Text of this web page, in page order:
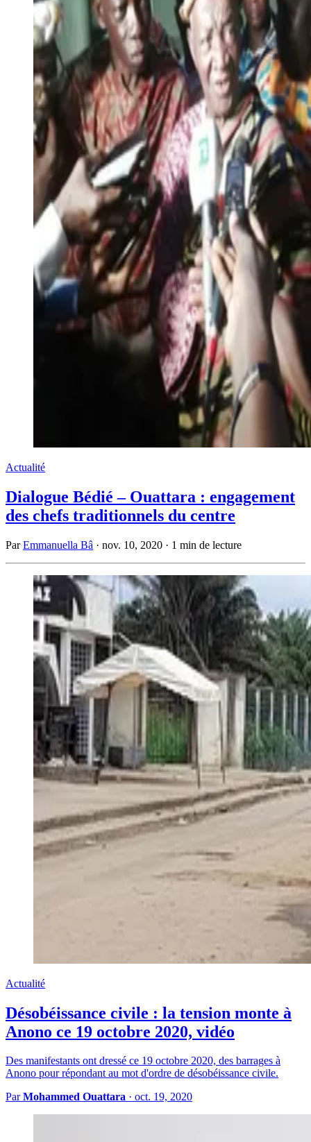
Actualité
Dialogue Bédié – Ouattara : engagement
des chefs traditionnels du centre
ParEmmanuella Bâ · nov. 10, 2020 · 1 min de lecture
Actualité
Désobéissance civile : la tension monte à
Anono ce 19 octobre 2020, vidéo
Des manifestants ont dressé ce 19 octobre 2020, des barrages à
Anono pour répondant au mot d'ordre de désobéissance civile.
ParMohammed Ouattara · oct. 19, 2020